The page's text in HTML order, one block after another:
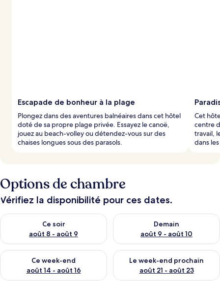
Escapade de bonheur à la plage
Plongez dans des aventures balnéaires dans cet hôtel
doté de sa propre plage privée. Essayez le canoë,
jouez au beach-volley ou détendez-vous sur des
chaises longues sous des parasols.
Cet
centre
travail,
dans
Options de chambre
Vérifiez la disponibilité pour ces dates.
Ce soir
août 8 - août 9
Vérifier la disponibilité pour ce soir août 8 - août 9
Demain
août 9 - août 10
Vérifier la disponibilité pour
Ce week-end
août 14 - août 16
Vérifier la disponibilité pour ce week-end août 14 - août 16
Le week-end prochain
août 21 - août 23
Vérifier la disponibilité pour